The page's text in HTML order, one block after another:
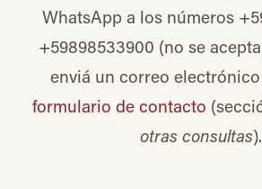
WhatsApp a los números
+59898533900 (no se
enviá un correo
formulario de contacto
otras consultas).